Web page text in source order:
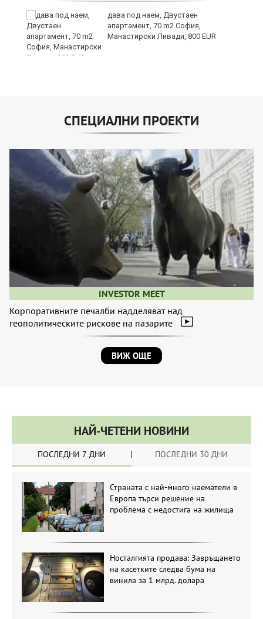
дава под наем, Двустаен
апартамент, 70 m2 София,
Манастирски Ливади, 800 EUR
СПЕЦИАЛНИ ПРОЕКТИ
INVESTOR MEET
Корпоративните печалби надделяват над
геополитическите рискове на пазарите
ВИЖ ОЩЕ
НАЙ-ЧЕТЕНИ НОВИНИ
ПОСЛЕДНИ 7 ДНИ ПОСЛЕДНИ 30 ДНИ
Страната с най-много наематели в
Европа търси решение на
проблема с недостига на жилища
Носталгията продава: Завръщането
на касетките следва бума на
винила за 1 млрд. долара